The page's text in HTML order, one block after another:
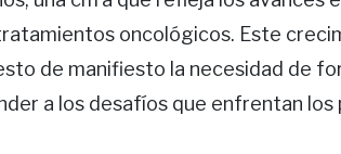
oncológicos. Este
de manifiesto la necesidad de
a los desafíos que enfrentan los